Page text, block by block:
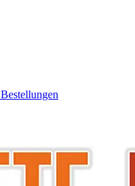
Bestellungen